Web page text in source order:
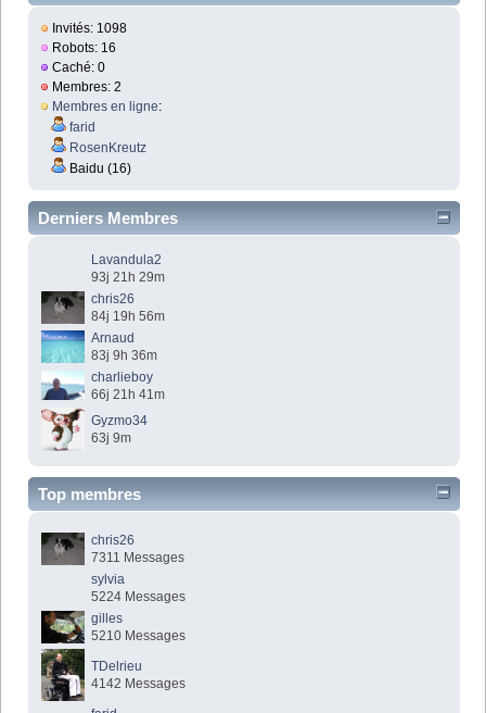
Invités: 1098
Robots: 16
Caché: 0
Membres: 2
Membres en ligne:
farid
RosenKreutz
Baidu (16)
Derniers Membres
Lavandula2
93j 21h 29m
chris26
84j 19h 56m
Arnaud
83j 9h 36m
charlieboy
66j 21h 41m
Gyzmo34
63j 9m
Top membres
chris26
7311 Messages
sylvia
5224 Messages
gilles
5210 Messages
TDelrieu
4142 Messages